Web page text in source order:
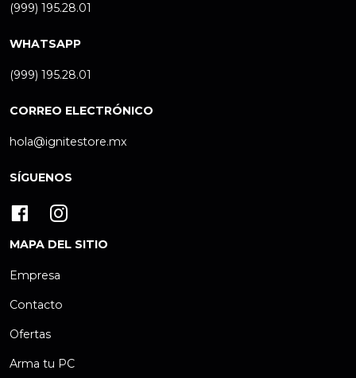
(999) 195.28.01
WHATSAPP
(999) 195.28.01
CORREO ELECTRÓNICO
hola@ignitestore.mx
SÍGUENOS
MAPA DEL SITIO
Empresa
Contacto
Ofertas
Arma tu PC